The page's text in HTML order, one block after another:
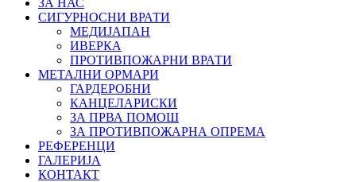
ЗА НАС
СИГУРНОСНИ ВРАТИ
МЕДИЈАПАН
ИВЕРКА
ПРОТИВПОЖАРНИ ВРАТИ
МЕТАЛНИ ОРМАРИ
ГАРДЕРОБНИ
КАНЦЕЛАРИСКИ
ЗА ПРВА ПОМОШ
ЗА ПРОТИВПОЖАРНА ОПРЕМА
РЕФЕРЕНЦИ
ГАЛЕРИЈА
КОНТАКТ